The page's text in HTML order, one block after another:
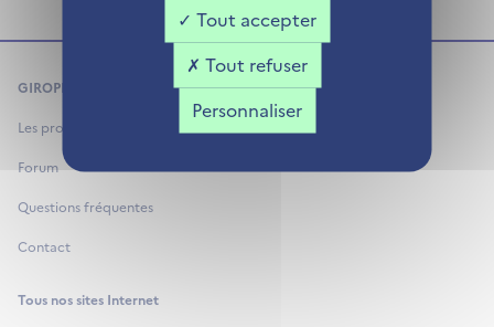
GIROPHARES
Les projets
Forum
Questions fréquentes
Contact
Tous nos sites Internet
Tout accepter
Tout refuser
Personnaliser